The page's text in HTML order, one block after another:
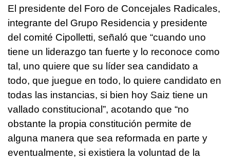
El presidente del Foro de Concejales Radicales,
integrante del Grupo Residencia y presidente
del comité Cipolletti, señaló que “cuando uno
tiene un liderazgo tan fuerte y lo reconoce como
tal, uno quiere que su líder sea candidato a
todo, que juegue en todo, lo quiere candidato en
todas las instancias, si bien hoy Saiz tiene un
vallado constitucional”, acotando que “no
obstante la propia constitución permite de
alguna manera que sea reformada en parte y
eventualmente, si existiera la voluntad de la